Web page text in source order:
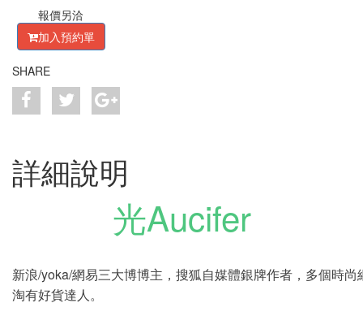
報價另洽
加入預約單
SHARE
詳細說明
光Aucifer
新浪/yoka/網易三大博博主，搜狐自媒體銀牌作者，多個時
淘有好貨達人。